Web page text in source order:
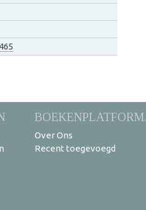
Over Ons
Recent toegevoegd